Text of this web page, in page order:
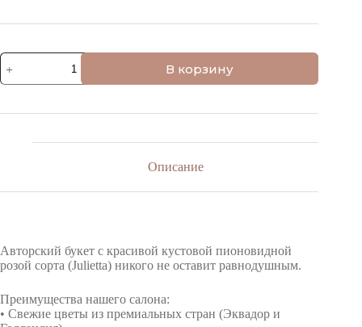
составляла
4550 ₽.
Количество
товара
Букет
чувств"
В корзину
Описание
Авторский букет с красивой кустовой пионовидной
розой сорта (Julietta) никого не оставит равнодушным.
Преимущества нашего салона:
• Свежие цветы из премиальных стран (Эквадор и